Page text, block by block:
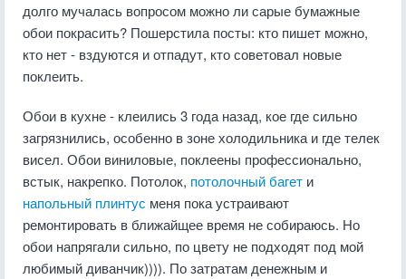
долго мучалась вопросом можно ли сарые бумажные
обои покрасить? Пошерстила посты: кто пишет можно,
кто нет - вздуются и отпадут, кто советовал новые
поклеить.
Обои в кухне - клеились 3 года назад, кое где сильно
загрязнились, особенно в зоне холодильника и где телек
висел. Обои виниловые, поклеены профессионально,
встык, накрепко. Потолок, потолочный багет и
напольный плинтус меня пока устраивают
ремонтировать в ближайщее время не собираюсь. Но
обои напрягали сильно, по цвету не подходят под мой
любимый диванчик)))). По затратам денежным и